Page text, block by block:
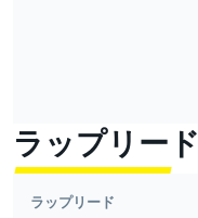
ラップリード
ラップリード